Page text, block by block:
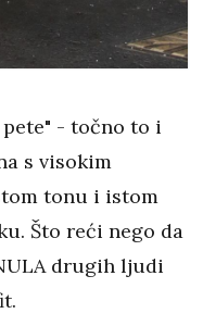
pete" - točno to i
s visokim
tonu i istom
Što reći nego da
drugih ljudi